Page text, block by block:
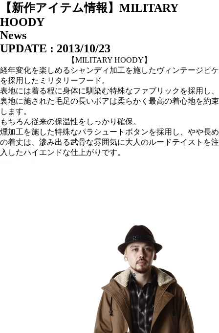
【新作アイテム情報】MILITARY
HOODY
News
UPDATE : 2013/10/23
【MILITARY HOODY】
経年変化を楽しめるシャンディ加工を施したヴィンテージピケ
を採用したミリタリーフード。
表地には着る程に身体に馴染む特殊なファブリックを採用し、
裏地に施された毛足の長いボアは柔らかく最高の着心地を約束
します。
もちろん従来の保温性をしっかり確保。
燻加工を施した特殊なパラシュートボタンを採用し、やや長め
の着丈は、滲み出る武骨な雰囲気に大人のルードテイストを注
入したハイエンドな仕上がりです。